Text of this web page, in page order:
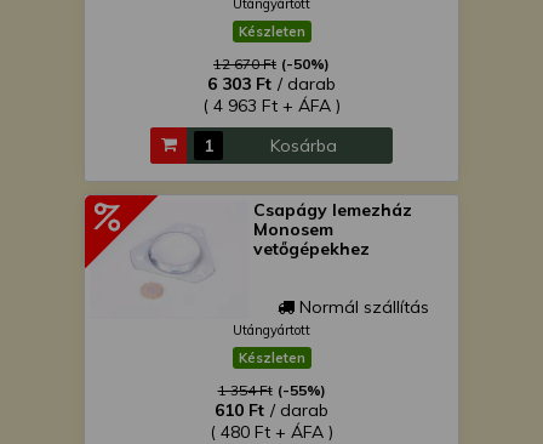
Utángyártott
Készleten
12 670 Ft (-50%)
6 303 Ft / darab
( 4 963 Ft + ÁFA )
Kosárba
Csapágy lemezház
Monosem
vetőgépekhez
Normál szállítás
Utángyártott
Készleten
1 354 Ft (-55%)
610 Ft / darab
( 480 Ft + ÁFA )